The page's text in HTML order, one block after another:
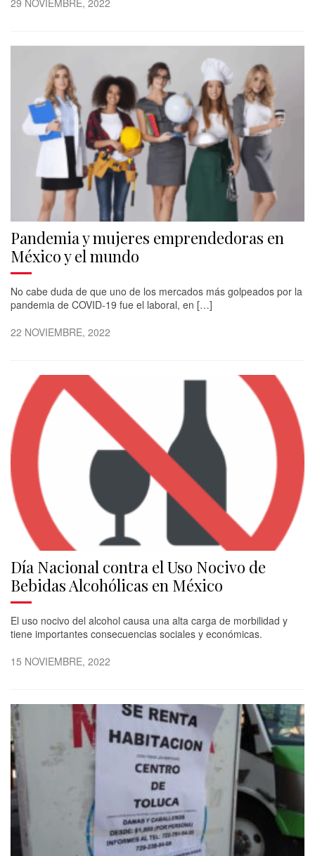
29 NOVIEMBRE, 2022
Pandemia y mujeres emprendedoras en
México y el mundo
No cabe duda de que uno de los mercados más golpeados por la
pandemia de COVID-19 fue el laboral, en […]
22 NOVIEMBRE, 2022
Día Nacional contra el Uso Nocivo de
Bebidas Alcohólicas en México
El uso nocivo del alcohol causa una alta carga de morbilidad y
tiene importantes consecuencias sociales y económicas.
15 NOVIEMBRE, 2022